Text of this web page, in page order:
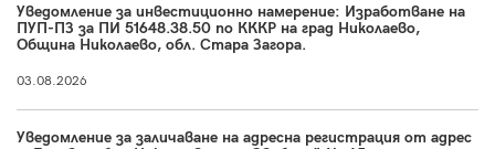
Уведомление за инвестиционно намерение: Изработване на
ПУП-ПЗ за ПИ 51648.38.50 по КККР на град Николаево,
Община Николаево, обл. Стара Загора.
03.08.2026
Уведомление за заличаване на адресна регистрация от адрес